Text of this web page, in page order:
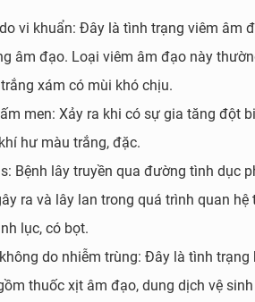
vi khuẩn: Đây là tình trạng viêm âm
âm đạo. Loại viêm âm đạo này
xám có mùi khó chịu.
men: Xảy ra khi có sự gia tăng đột
hư màu trắng, đặc.
Bệnh lây truyền qua đường tình dục
ra và lây lan trong quá trình quan
lục, có bọt.
do nhiễm trùng: Đây là tình
thuốc xịt âm đạo, dung dịch vệ